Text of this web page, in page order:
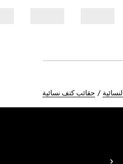
حقائب كتف نسائية